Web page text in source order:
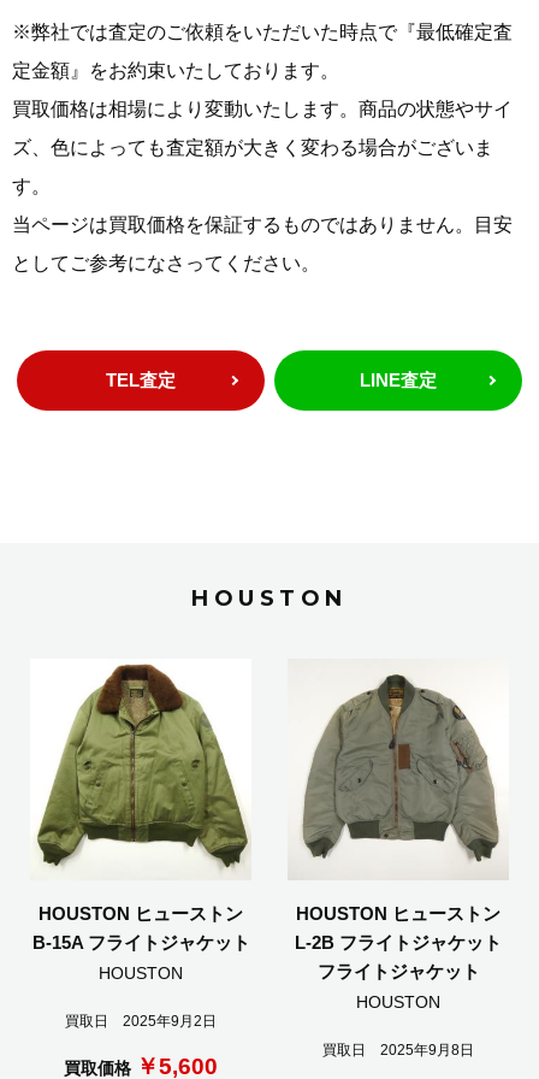
※弊社では査定のご依頼をいただいた時点で『最低確定査
定金額』をお約束いたしております。
買取価格は相場により変動いたします。商品の状態やサイ
ズ、色によっても査定額が大きく変わる場合がございま
す。
当ページは買取価格を保証するものではありません。目安
としてご参考になさってください。
TEL査定 LINE査定
HOUSTON
HOUSTON ヒューストン
B-15A フライトジャケット
HOUSTON
買取日 2025年9月2日
買取価格 ￥5,600
HOUSTON ヒューストン
L-2B フライトジャケット
フライトジャケット
HOUSTON
買取日 2025年9月8日